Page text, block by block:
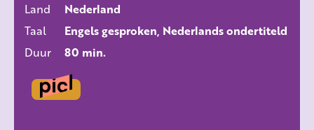
Land
Nederland
Taal
Engels gesproken, Nederlands ondertiteld
Duur
80 min.